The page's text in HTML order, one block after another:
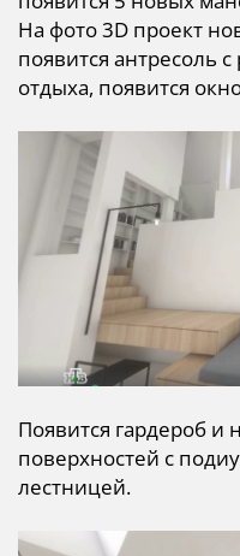
На фото 3D проект
появится антресоль
отдыха, появится
Появится гардероб и
поверхностей с
лестницей.